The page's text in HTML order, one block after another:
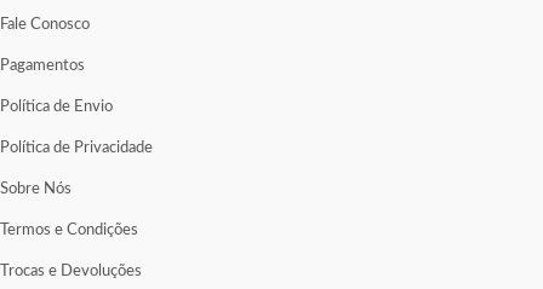
Fale Conosco
Pagamentos
Política de Envio
Política de Privacidade
Sobre Nós
Termos e Condições
Trocas e Devoluções